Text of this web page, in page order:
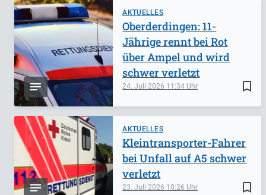
AKTUELLES
bookmark_border
24. Juli 2026 11:34
Oberderdingen: 11-
Jährige rennt bei Rot
über Ampel und wird
schwer verletzt
AKTUELLES
bookmark_border
23. Juli 2026 10:26
Kleintransporter-Fahrer
bei Unfall auf A5 schwer
verletzt